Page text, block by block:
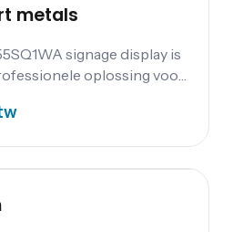
metals
signage display is
oplossing voor
paneel, Intel Smart
betrouwbaarheid